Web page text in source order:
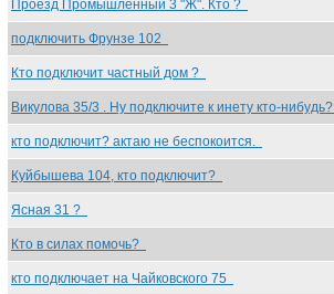
Проезд Промышленный 3 "Ж". Кто ?
подключить Фрунзе 102
Кто подключит частный дом ?
Викулова 35/3 . Ну подключите к инету кто-нибудь?
кто подключит? актаю не беспокоится.
Куйбышева 104, кто подключит?
Ясная 31 ?
Кто в силах помочь?
кто подключает на Чайковского 75